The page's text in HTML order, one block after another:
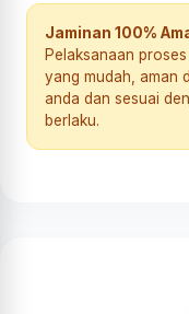
Jaminan 100%
Pelaksanaan
yang mudah, aman
anda dan sesuai
berlaku.